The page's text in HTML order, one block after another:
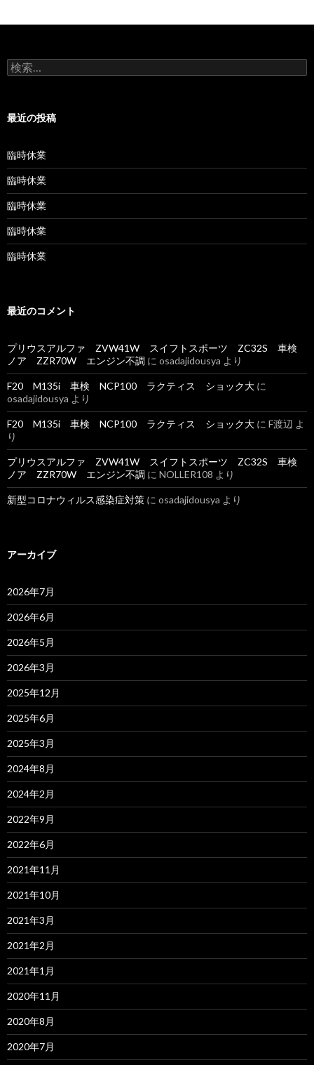
検
索:
最近の投稿
臨時休業
臨時休業
臨時休業
臨時休業
臨時休業
最近のコメント
プリウスアルファ ZVW41W スイフトスポーツ ZC32S 車検
ノア ZZR70W エンジン不調 に osadajidousya より
F20 M135i 車検 NCP100 ラクティス ショック大 に
osadajidousya より
F20 M135i 車検 NCP100 ラクティス ショック大 に F渡辺 よ
り
プリウスアルファ ZVW41W スイフトスポーツ ZC32S 車検
ノア ZZR70W エンジン不調 に NOLLER108 より
新型コロナウィルス感染症対策 に osadajidousya より
アーカイブ
2026年7月
2026年6月
2026年5月
2026年3月
2025年12月
2025年6月
2025年3月
2024年8月
2024年2月
2022年9月
2022年6月
2021年11月
2021年10月
2021年3月
2021年2月
2021年1月
2020年11月
2020年8月
2020年7月